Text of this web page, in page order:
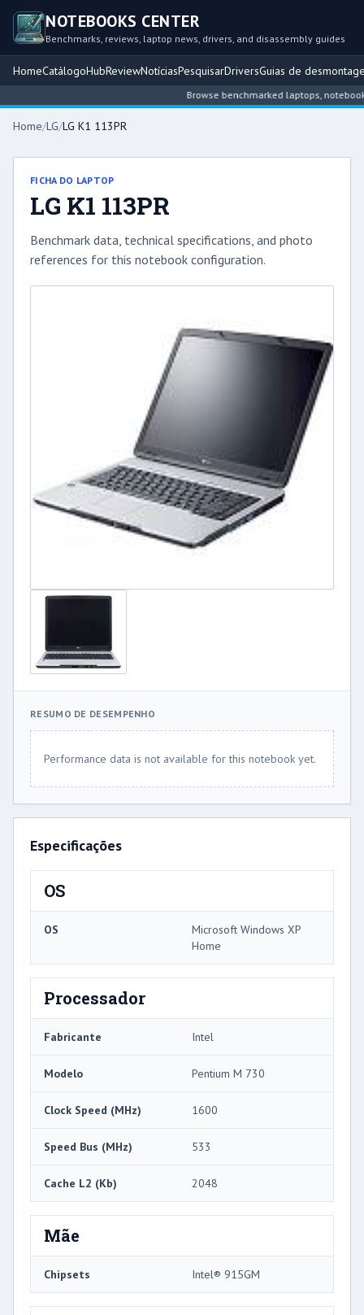
NOTEBOOKS CENTER
Benchmarks, reviews, laptop news, drivers, and disassembly guides
HomeCatálogoHubReviewNotíciasPesquisarDriversGuias de
Browse benchmarked laptops,
Home/LG/LG K1 113PR
FICHA DO LAPTOP
LG K1 113PR
Benchmark data, technical specifications, and photo
references for this notebook configuration.
RESUMO DE DESEMPENHO
Performance data is not available for this notebook yet.
Especificações
OS
OS
Microsoft Windows XP
Home
Processador
Fabricante Intel
Modelo Pentium M 730
Clock Speed ​​(MHz) 1600
Speed ​​Bus (MHz) 533
Cache L2 (Kb) 2048
Mãe
Chipsets Intel® 915GM